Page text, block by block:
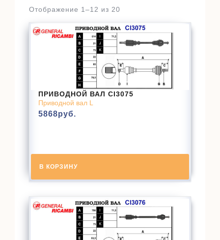
Отображение 1–12 из 20
ПРИВОДНОЙ ВАЛ CI3075
Приводной вал L
5868руб.
В КОРЗИНУ